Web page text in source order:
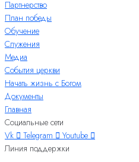
Партнерство
План победы
Обучение
Служения
Медиа
События церкви
Начать жизнь с Богом
Документы
Главная
Социальные сети
Vk
Telegram
Youtube
Линия поддержки